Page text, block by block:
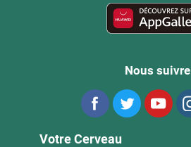
Nous suivre
Votre Cerveau